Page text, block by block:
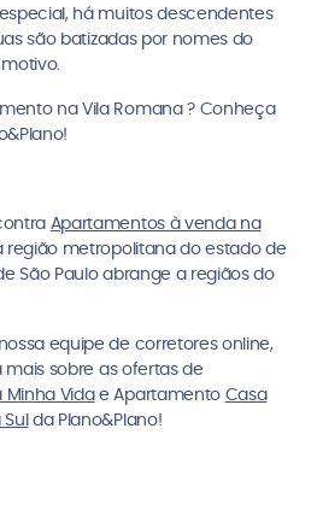
há muitos descendentes
são batizadas por nomes do
na Vila Romana ? Conheça
Apartamentos à venda na
metropolitana do estado de
São Paulo abrange a regiãos do
equipe de corretores online,
sobre as ofertas de
Vidae Apartamento Casa
da Plano&Plano!